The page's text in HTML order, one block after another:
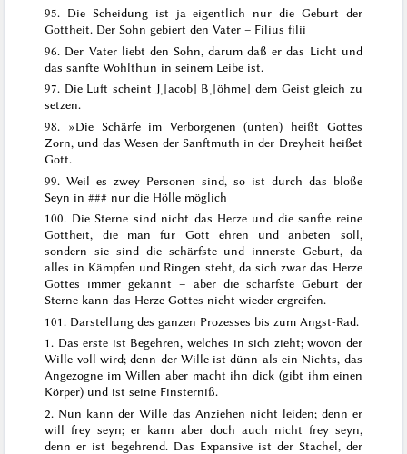
95. Die Scheidung ist ja eigentlich nur die Geburt der
Gottheit. Der Sohn gebiert den Vater – Filius filii
96. Der Vater liebt den Sohn, darum daß er das Licht und
das sanfte Wohlthun in seinem Leibe ist.
97. Die Luft scheint J˖[acob] B˖[öhme] dem Geist gleich zu
setzen.
98. »Die Schärfe im Verborgenen (unten) heißt Gottes
Zorn, und das Wesen der Sanftmuth in der Dreyheit heißet
Gott.
99.Weil es zwey Personen sind, so ist durch das bloße
Seyn in### nur die Hölle möglich
100. Die Sterne sind nicht das Herze und die sanfte reine
Gottheit, die man für Gott ehren und anbeten soll,
sondern sie sind die schärfste und innerste Geburt, da
alles in Kämpfen und Ringen steht, da sich zwar das Herze
Gottes immer gekannt – aber die schärfste Geburt der
Sterne kann das Herze Gottes nicht wieder ergreifen.
101. Darstellung des ganzen Prozesses bis zum Angst-Rad.
1. Das erste ist Begehren, welches in sich zieht; wovon der
Wille voll wird; denn der Wille ist dünn als ein Nichts, das
Angezogne im Willen aber macht ihn dick (gibt ihm einen
Körper) und ist seine Finsterniß.
2. Nun kann der Wille das Anziehen nicht leiden; denn er
will frey seyn; er kann aber doch auch nicht frey seyn,
denn er ist begehrend. Das Expansive ist der Stachel, der